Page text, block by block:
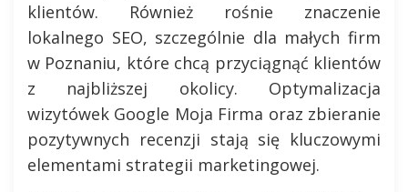
klientów. Również rośnie znaczenie
lokalnego SEO, szczególnie dla małych firm
w Poznaniu, które chcą przyciągnąć klientów
z najbliższej okolicy. Optymalizacja
wizytówek Google Moja Firma oraz zbieranie
pozytywnych recenzji stają się kluczowymi
elementami strategii marketingowej.